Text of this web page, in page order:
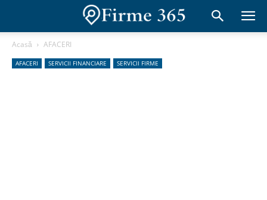
Acasă AFACERI
AFACERI SERVICII FINANCIARE SERVICII FIRME